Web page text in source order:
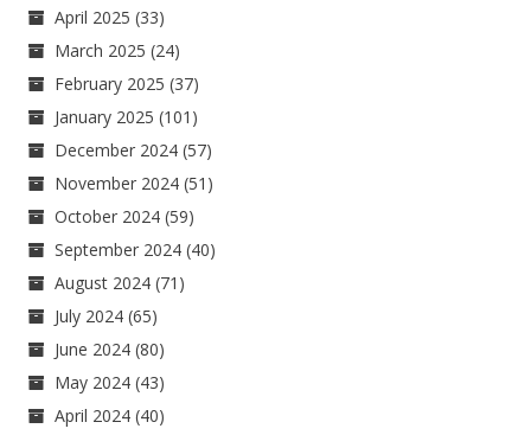
April 2025 (33)
March 2025 (24)
February 2025 (37)
January 2025 (101)
December 2024 (57)
November 2024 (51)
October 2024 (59)
September 2024 (40)
August 2024 (71)
July 2024 (65)
June 2024 (80)
May 2024 (43)
April 2024 (40)